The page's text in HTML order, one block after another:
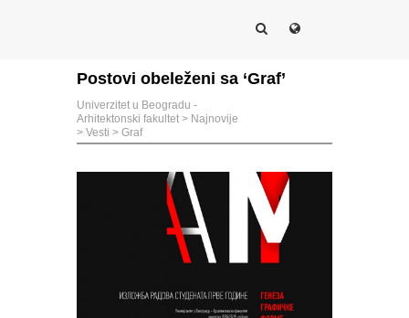
Postovi obeleženi sa ‘Graf’
Univerzitet u Beogradu -
Arhitektonski fakultet > Najnovije
> Vesti > Graf